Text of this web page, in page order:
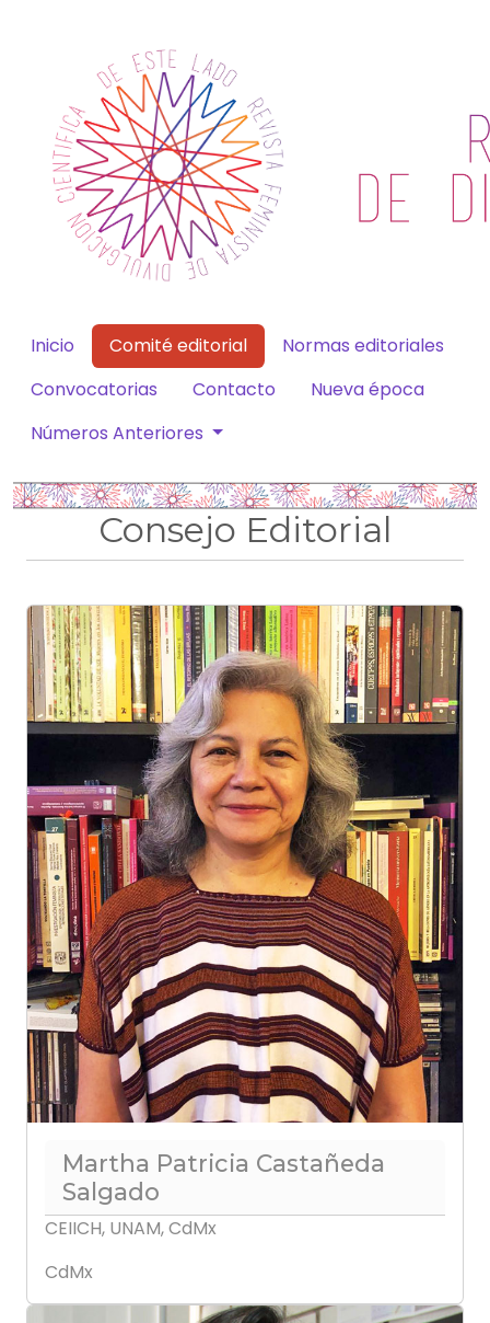
Inicio Comité editorial
Normas editoriales
Convocatorias
Contacto
Nueva época
Números Anteriores
Consejo Editorial
Martha Patricia Castañeda
Salgado
CEIICH, UNAM, CdMx
CdMx